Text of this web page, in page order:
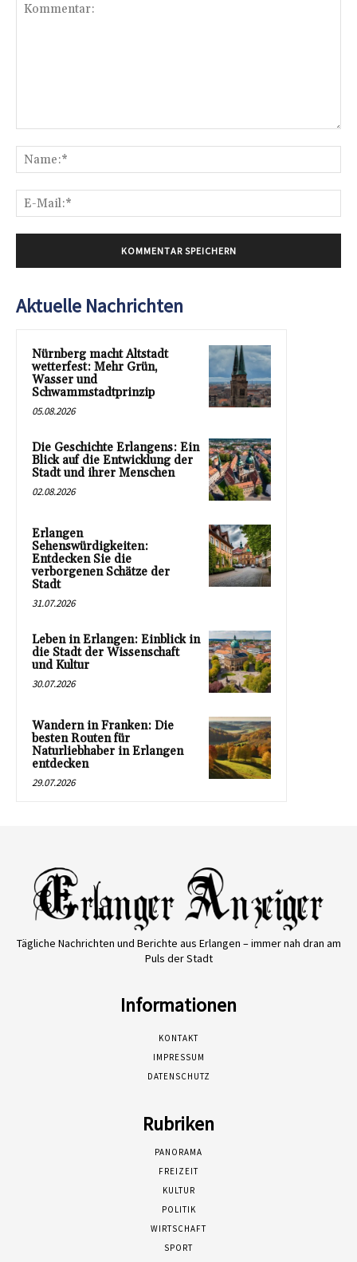
Aktuelle Nachrichten
Nürnberg macht Altstadt
wetterfest: Mehr Grün,
Wasser und
Schwammstadtprinzip
05.08.2026
Die Geschichte Erlangens: Ein
Blick auf die Entwicklung der
Stadt und ihrer Menschen
02.08.2026
Erlangen
Sehenswürdigkeiten:
Entdecken Sie die
verborgenen Schätze der
Stadt
31.07.2026
Leben in Erlangen: Einblick in
die Stadt der Wissenschaft
und Kultur
30.07.2026
Wandern in Franken: Die
besten Routen für
Naturliebhaber in Erlangen
entdecken
29.07.2026
Tägliche Nachrichten und Berichte aus Erlangen – immer nah dran am
Puls der Stadt
Informationen
KONTAKT
IMPRESSUM
DATENSCHUTZ
Rubriken
PANORAMA
FREIZEIT
KULTUR
POLITIK
WIRTSCHAFT
SPORT